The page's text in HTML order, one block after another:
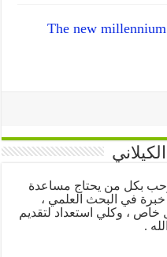
The new
بكل من يحتاج مساعدة
في البحث العلمي ،
خاص ، وكلي استعداد لتقديم
.